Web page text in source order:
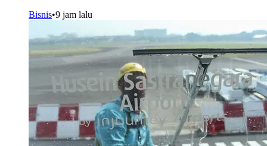
Bisnis•9 jam lalu